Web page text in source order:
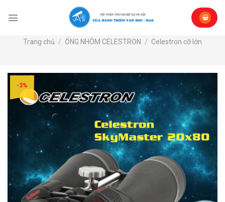
Trang chủ / ỐNG NHÒM CELESTRON / Celestron cỡ lớn
-3%